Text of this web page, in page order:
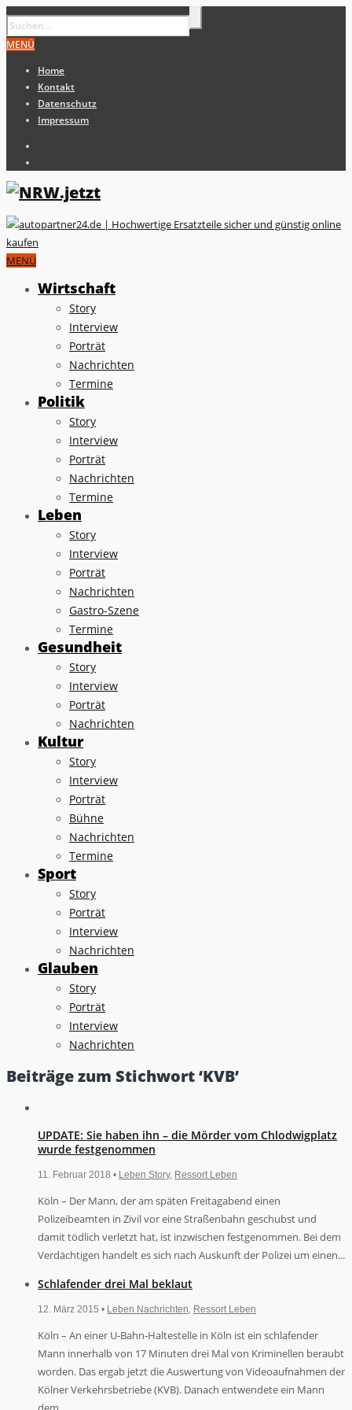
MENÜ
Home
Kontakt
Datenschutz
Impressum
MENÜ
Wirtschaft
Story
Interview
Porträt
Nachrichten
Termine
Politik
Story
Interview
Porträt
Nachrichten
Termine
Leben
Story
Interview
Porträt
Nachrichten
Gastro-Szene
Termine
Gesundheit
Story
Interview
Porträt
Nachrichten
Kultur
Story
Interview
Porträt
Bühne
Nachrichten
Termine
Sport
Story
Porträt
Interview
Nachrichten
Glauben
Story
Porträt
Interview
Nachrichten
Beiträge zum Stichwort ‘KVB’
UPDATE: Sie haben ihn – die Mörder vom Chlodwigplatz
wurde festgenommen
11. Februar 2018 • Leben Story, Ressort Leben
Köln – Der Mann, der am späten Freitagabend einen
Polizeibeamten in Zivil vor eine Straßenbahn geschubst und
damit tödlich verletzt hat, ist inzwischen festgenommen. Bei dem
Verdächtigen handelt es sich nach Auskunft der Polizei um einen...
Schlafender drei Mal beklaut
12. März 2015 • Leben Nachrichten Ressort Leben
Köln – An einer U-Bahn-Haltestelle in Köln ist ein schlafender
Mann innerhalb von 17 Minuten drei Mal von Kriminellen beraubt
worden. Das ergab jetzt die Auswertung von Videoaufnahmen der
Kölner Verkehrsbetriebe (KVB). Danach entwendete ein Mann